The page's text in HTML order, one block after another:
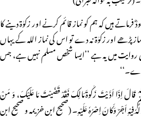
ہیں کہ ہم کو نماز قائم کرنے اور زکوٰۃ دینے کا
پڑھے اور زکوٰۃ نہ دے تو اس کی نماز اللہ کے یہاں
روایت میں یہ ہے ’’ایسا شخص مسلم نہیں ہے، جس
اِذَا اَدَّیْتَ زَکٰوۃَ مَالِکَ فَقَدْ قَضَیْتَ مَا عَلَیْکَ، وَ مَنْ
فِیْہِ اَجْرٌ وَکَانَ اِصْرُہٗ عَلَیْہِ۔ (صحیح ابن خزیمہ و صحیح ابن